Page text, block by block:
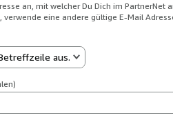
an, mit welcher Du Dich im PartnerNet
verwende eine andere gültige E-Mail
aus.